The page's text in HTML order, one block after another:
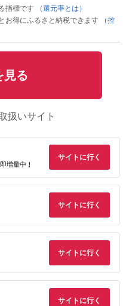
指標です
（還元率とは）
お得にふるさと納税できます
（控
見る
扱いサイト
増量中！
サイトに行く
サイトに行く
サイトに行く
サイトに行く